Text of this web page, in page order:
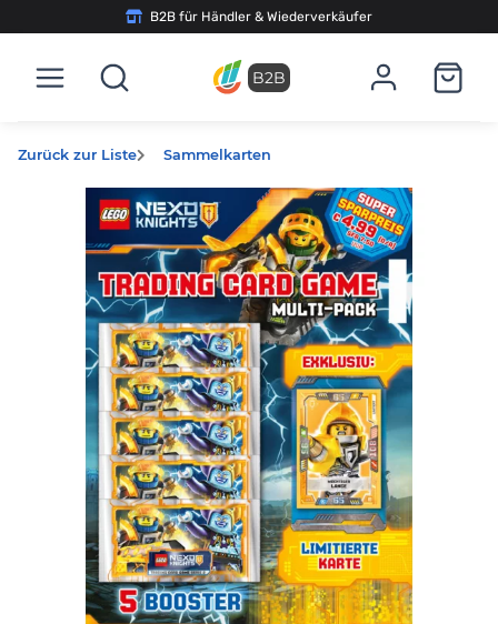
B2B für Händler & Wiederverkäufer
B2B
Zurück zur Liste Sammelkarten